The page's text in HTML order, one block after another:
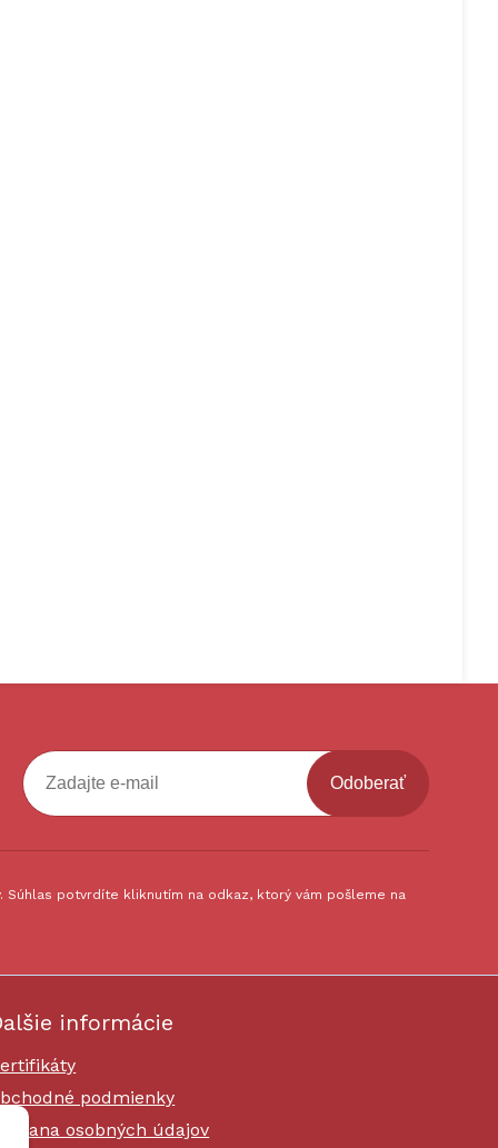
Odoberať
potvrdíte kliknutím na odkaz, ktorý vám pošleme na
informácie
podmienky
osobných údajov